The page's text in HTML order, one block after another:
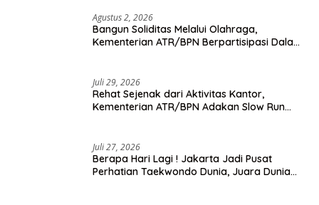
Agustus 2, 2026
Bangun Soliditas Melalui Olahraga,
Kementerian ATR/BPN Berpartisipasi Dalam
Juli 29, 2026
Rehat Sejenak dari Aktivitas Kantor,
Kementerian ATR/BPN Adakan Slow Run
Juli 27, 2026
Berapa Hari Lagi ! Jakarta Jadi Pusat
Perhatian Taekwondo Dunia, Juara Dunia